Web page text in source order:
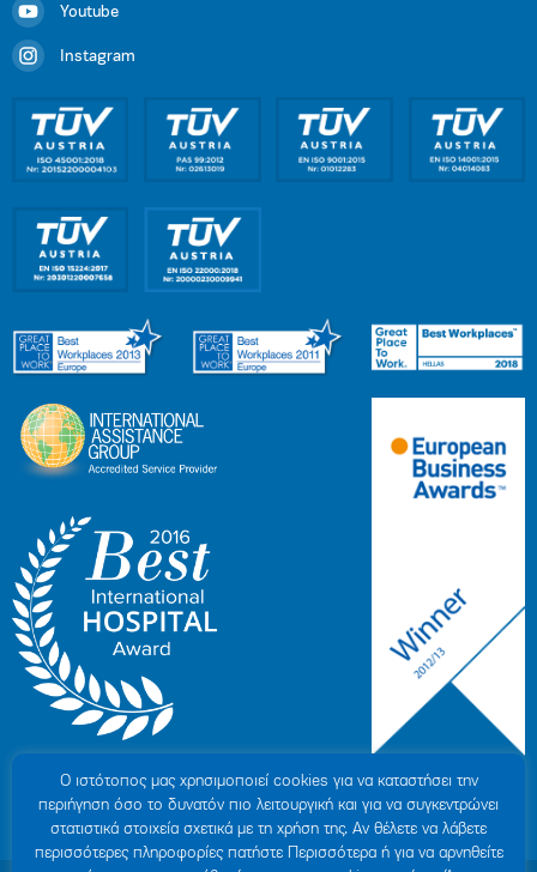
Youtube
Instagram
Ο ιστότοπoς μας χρησιμοποιεί cookies για να καταστήσει την
περιήγηση όσο το δυνατόν πιο λειτουργική και για να συγκεντρώνει
στατιστικά στοιχεία σχετικά με τη χρήση της. Αν θέλετε να λάβετε
περισσότερες πληροφορίες πατήστε Περισσότερα ή για να αρνηθείτε